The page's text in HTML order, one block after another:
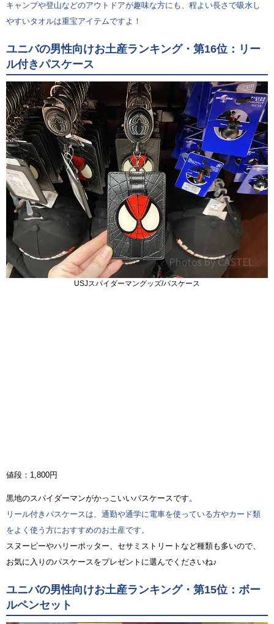
キャンプや登山などのアウトドアが趣味な方にも、程よい長さで吸水し
やすいタオルは重宝アイテムですよ！
ユニバの男性向けお土産ランキング・第16位：リー
ル付きパスケース
USJスパイダーマングッズ/パスケース
値段：1,800円
黒地のスパイダーマンがかっこいいパスケースです。
リール付きパスケースは、通勤や通学に電車を使っている方やカード類
をよく使う方におすすめのお土産です。
スヌーピーやハリーポッター、セサミストリートなど種類も多いので、
お気に入りのパスケースをプレゼントに選んでくださいね♪
ユニバの男性向けお土産ランキング・第15位：ボー
ルペンセット